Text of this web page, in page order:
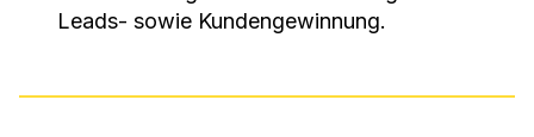
Leads- sowie Kundengewinnung.